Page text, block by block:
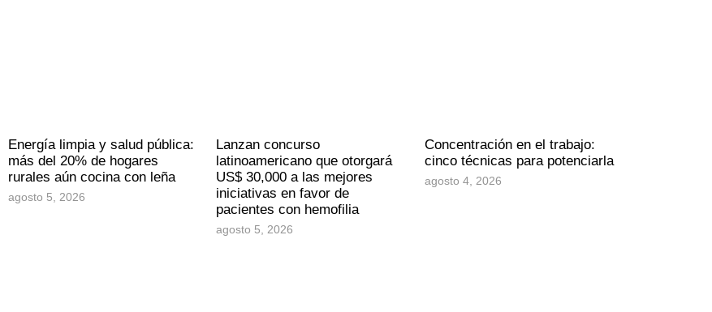
Energía limpia y salud pública:
más del 20% de hogares
rurales aún cocina con leña
agosto 5, 2026
Lanzan concurso
latinoamericano que otorgará
US$ 30,000 a las mejores
iniciativas en favor de
pacientes con hemofilia
agosto 5, 2026
Concentración en el trabajo:
cinco técnicas para potenciarla
agosto 4, 2026